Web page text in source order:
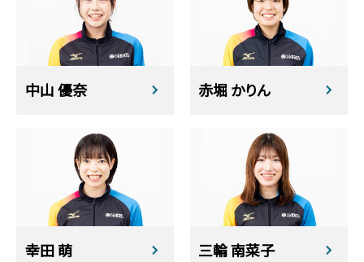
中山 優奈 赤堀 かりん
幸田 萌 三輪 南菜子